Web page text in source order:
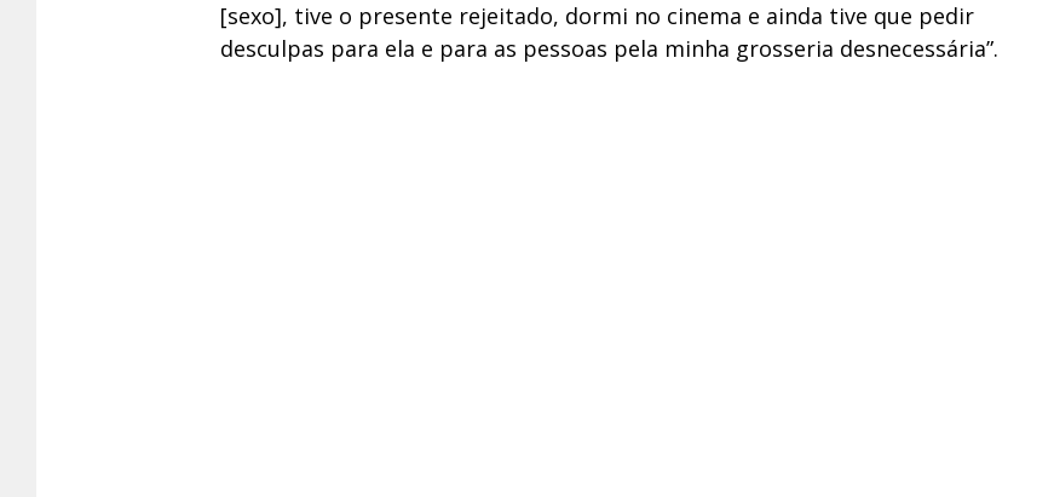
[sexo], tive o presente rejeitado, dormi no cinema e ainda tive que pedir
desculpas para ela e para as pessoas pela minha grosseria desnecessária”.